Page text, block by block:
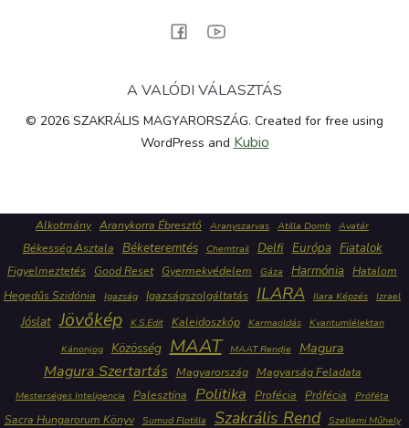
A VALÓDI VÁLASZTÁS
© 2026 SZAKRÁLIS MAGYARORSZÁG. Created for free using
WordPress and Kubio
Alkotmány Aranykorra Ébresztő Aranyszarvas Atilla Domb Avatár
Békesség Asztala Béketeremtés Chemtrail Delfi Európa Fiatalok
Figyelmeztetés Good Reset Gyermekvédelem Gáza Harmónia Hatalom
Hegedűs Szidónia
Igazság Igazságszolgáltatás ILARA Ilara Képzés Izrael
Jóslat Jövőkép K.S.Edit Kaleidoszkóp Karmaoldás
Kvantumlélektan
Kánonjog
Közösség MAAT MAAT Rendje Magura
Magura Szertartás Magyarország Magyarság Feladata
Mesterséges Inteligencia Palesztína Politika Profécia Prófécia Próféta
Sacra Hungarorum Könyv Sumud Flotilla Szakrális Rend Szellemi Műhely